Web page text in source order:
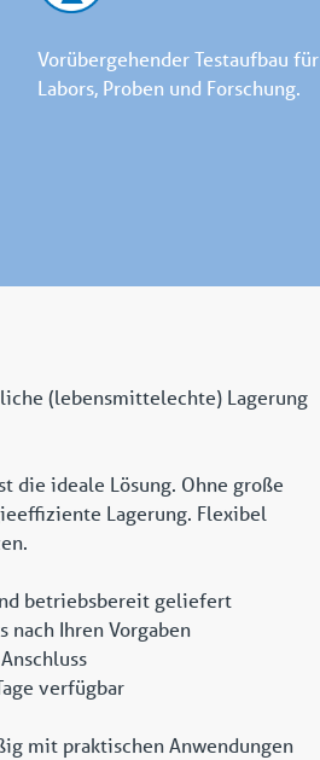
Vorübergehender Testaufbau für
Labors, Proben und Forschung.
(lebensmittelechte) Lagerung
die ideale Lösung. Ohne große
Lagerung. Flexibel
betriebsbereit geliefert
nach Ihren Vorgaben
verfügbar
mit praktischen Anwendungen